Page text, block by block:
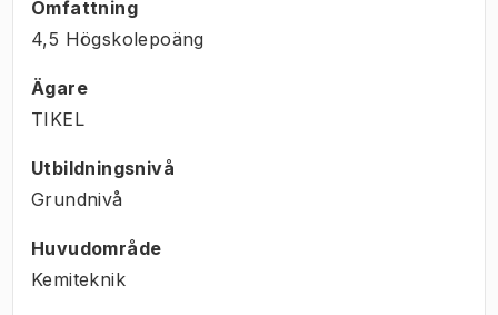
Omfattning
4,5 Högskolepoäng
Ägare
TIKEL
Utbildningsnivå
Grundnivå
Huvudområde
Kemiteknik